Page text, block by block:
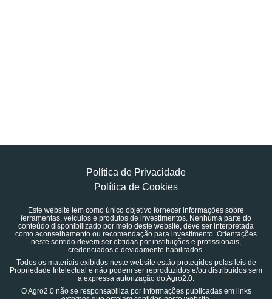
Política de Privacidade
Política de Cookies
Este website tem como único objetivo fornecer informações sobre
ferramentas, veículos e produtos de investimentos. Nenhuma parte do
conteúdo disponibilizado por meio deste website, deve ser interpretada
como aconselhamento ou recomendação para investimento. Orientações
neste sentido devem ser obtidas por instituições e profissionais,
credenciados e devidamente habilitados.
Todos os materiais exibidos neste website estão protegidos pelas leis de
Propriedade Intelectual e não podem ser reproduzidos e/ou distribuídos sem
a expressa autorização do Agro2.0.
O Agro2.0 não se responsabiliza por informações publicadas em links